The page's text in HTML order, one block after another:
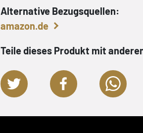
Alternative Bezugsquellen:
amazon.de
Teile dieses Produkt mit